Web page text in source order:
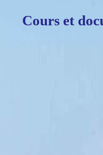
Cours et